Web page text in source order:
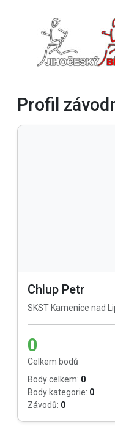
Profil
Chlup Petr
SKST Kamenice nad
0
Celkem bodů
Body celkem: 0
Body kategorie: 0
Závodů: 0